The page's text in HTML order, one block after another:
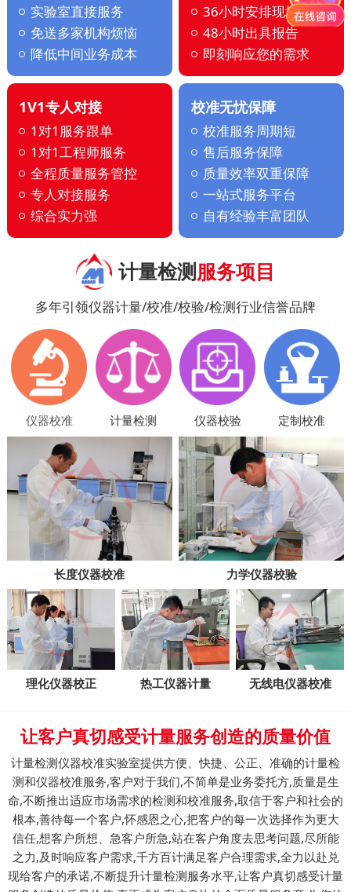
实验室直接服务
免送多家机构烦恼
降低中间业务成本
36小时安排现场
48小时出具报告
即刻响应您的需求
1V1专人对接
1对1服务跟单
1对1工程师服务
全程质量服务管控
专人对接服务
综合实力强
校准无忧保障
校准服务周期短
售后服务保障
质量效率双重保障
一站式服务平台
自有经验丰富团队
计量检测服务项目
多年引领仪器计量/校准/校验/检测行业信誉品牌
仪器校准 计量检测 仪器校验 定制校准
长度仪器校准 力学仪器校验
理化仪器校正 热工仪器计量 无线电仪器校准
让客户真切感受计量服务创造的质量价值
计量检测仪器校准实验室提供方便、快捷、公正、准确的计量检
测和仪器校准服务,客户对于我们,不简单是业务委托方,质量是生
命,不断推出适应市场需求的检测和校准服务,取信于客户和社会的
根本,善待每一个客户,怀感恩之心,把客户的每一次选择作为更大
信任,想客户所想、急客户所急,站在客户角度去思考问题,尽所能
之力,及时响应客户需求,千方百计满足客户合理需求,全力以赴兑
现给客户的承诺,不断提升计量检测服务水平,让客户真切感受计量